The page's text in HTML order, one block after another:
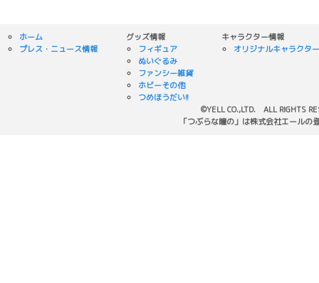
ホーム
プレス・ニュース情報
グッズ情報
フィギュア
ぬいぐるみ
ファンシー雑貨
ホビーその他
つめほうだい!!
キャラクター情報
オリジナルキャラクター
©YELL CO.,LTD. ALL RIGHTS
「つぶらな瞳の」は株式会社エールの